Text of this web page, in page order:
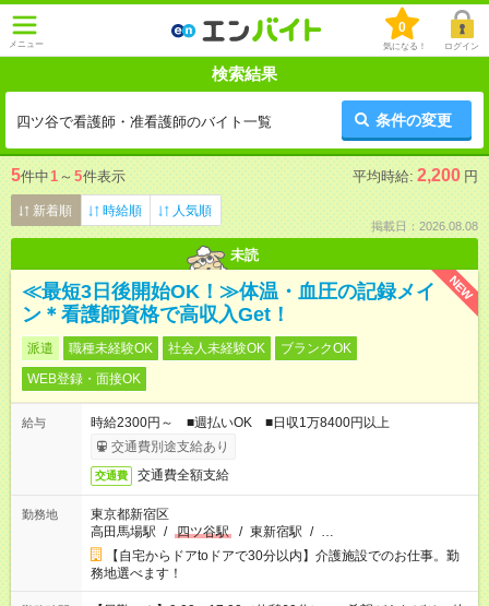
メニュー
0
気になる！ ログイン
検索結果
四ツ谷で看護師・准看護師のバイト一覧 条件の変更
5件中1 ～ 5件表示 平均時給: 2,200 円
新着順 時給順 人気順
掲載日：2026.08.08
未読
NEW
≪最短3日後開始OK！≫体温・血圧の記録メイ
ン＊看護師資格で高収入Get！
派遣 職種未経験OK 社会人未経験OK
ブランクOK
WEB登録・面接OK
給与
時給2300円～ ■週払いOK ■日収1万8400円以上
交通費別途支給あり
交通費 交通費全額支給
勤務地
東京都新宿区
高田馬場駅 / 四ツ谷駅 / 東新宿駅 / …
【自宅からドアtoドアで30分以内】介護施設でのお仕事。勤
務地選べます！